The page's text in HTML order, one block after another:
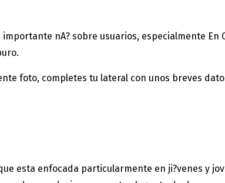
nA? sobre usuarios, especialmente En
foto, completes tu lateral con unos breves
esta enfocada particularmente en ji?venes y